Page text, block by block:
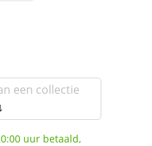
een collectie
uur betaald,